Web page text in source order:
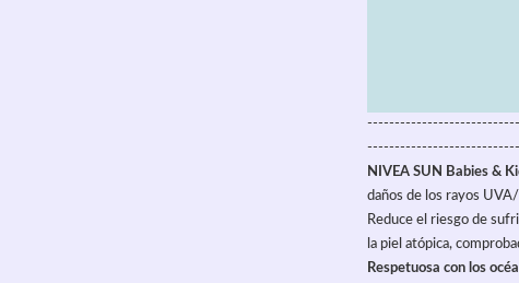
NIVEA SUN Babies &
daños de los rayos
Reduce el riesgo de
la piel atópica,
Respetuosa con los